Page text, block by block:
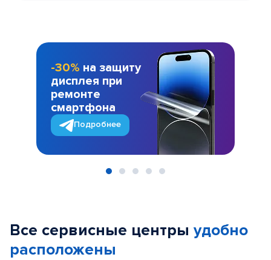
-30% на защиту
дисплея при
ремонте
смартфона
Подробнее
Все сервисные центры удобно
расположены